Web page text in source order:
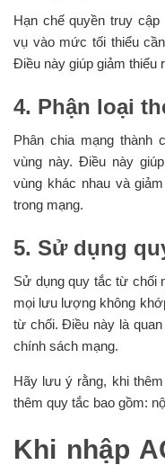
Hạn chế quyền truy
vụ vào mức tối thiểu
Điều này giúp giảm thiểu
4. Phận loại
Phân chia mạng thành
vùng này. Điều này
vùng khác nhau và
trong mạng.
5. Sử dụng
Sử dụng quy tắc từ chối
mọi lưu lượng không
từ chối. Điều này là
chính sách mạng.
Hãy lưu ý rằng, khi
thêm quy tắc bao gồm:
Khi nhập